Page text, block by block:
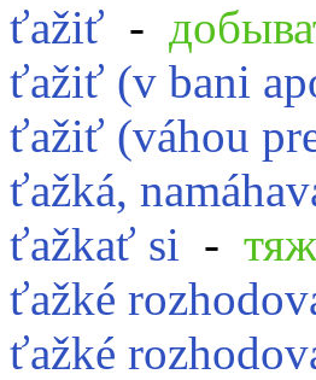
ťažiť -
ťažiť (v bani
ťažiť (váhou
ťažká,
ťažkať si -
ťažké
ťažké